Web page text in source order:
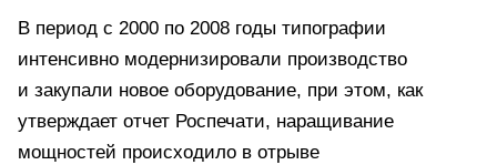
В период с 2000 по 2008 годы типографии
интенсивно модернизировали производство
и закупали новое оборудование, при этом, как
утверждает отчет Роспечати, наращивание
мощностей происходило в отрыве